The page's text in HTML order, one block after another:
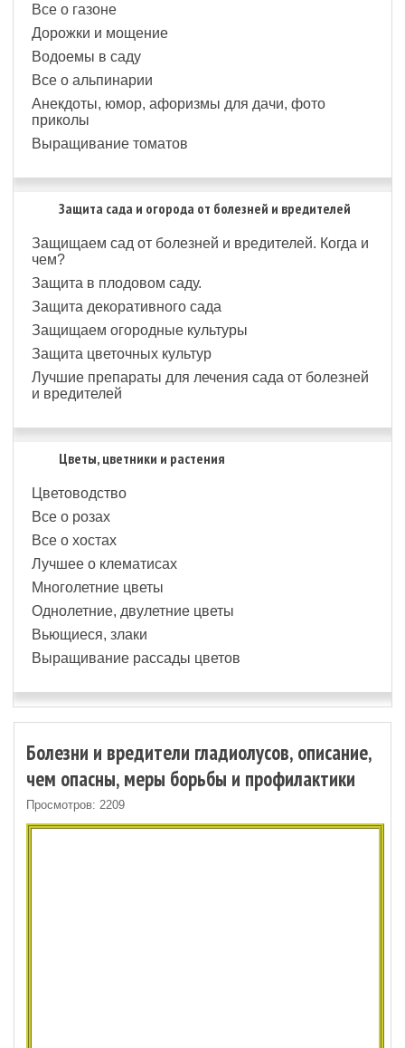
Все о газоне
Дорожки и мощение
Водоемы в саду
Все о альпинарии
Анекдоты, юмор, афоризмы для дачи, фото
приколы
Выращивание томатов
Защита сада и огорода от болезней и вредителей
Защищаем сад от болезней и вредителей. Когда и
чем?
Защита в плодовом саду.
Защита декоративного сада
Защищаем огородные культуры
Защита цветочных культур
Лучшие препараты для лечения сада от болезней
и вредителей
Цветы, цветники и растения
Цветоводство
Все о розах
Все о хостах
Лучшее о клематисах
Многолетние цветы
Однолетние, двулетние цветы
Вьющиеся, злаки
Выращивание рассады цветов
Болезни и вредители гладиолусов, описание,
чем опасны, меры борьбы и профилактики
Просмотров: 2209